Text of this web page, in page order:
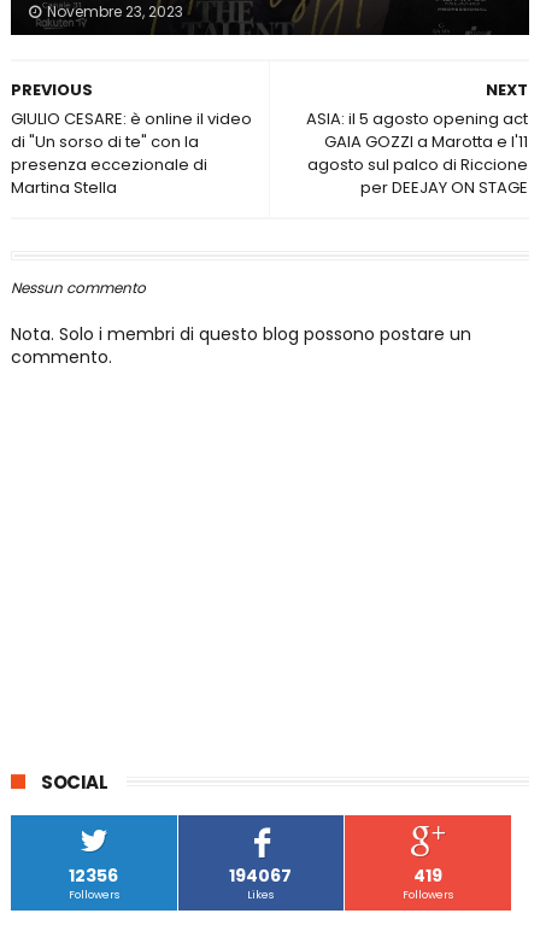
Novembre 23, 2023
NEXT
ASIA: il 5 agosto opening act
GAIA GOZZI a Marotta e l'11
agosto sul palco di Riccione
per DEEJAY ON STAGE
PREVIOUS
GIULIO CESARE: è online il video
di "Un sorso di te" con la
presenza eccezionale di
Martina Stella
Nessun commento
Nota. Solo i membri di questo blog possono postare un
commento.
SOCIAL
12356
Followers
194067
Likes
419
Followers